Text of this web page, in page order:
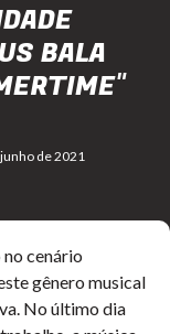
BALA
de 2021
no cenário
gênero musical
No último dia